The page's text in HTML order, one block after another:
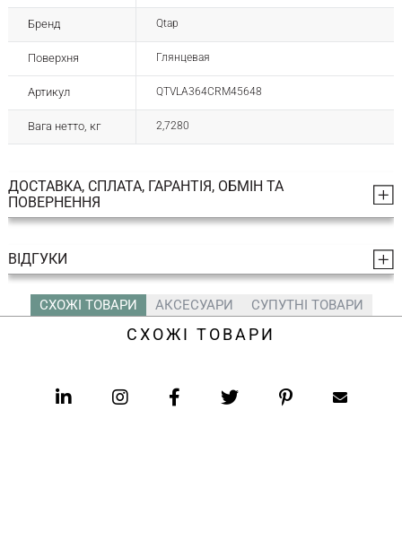
Бренд Qtap
Поверхня Глянцевая
Артикул QTVLA364CRM45648
Вага нетто, кг 2,7280
ДОСТАВКА, СПЛАТА, ГАРАНТІЯ, ОБМІН ТА
ПОВЕРНЕННЯ
ВІДГУКИ
СХОЖІ ТОВАРИ АКСЕСУАРИ СУПУТНІ ТОВАРИ
СХОЖІ ТОВАРИ